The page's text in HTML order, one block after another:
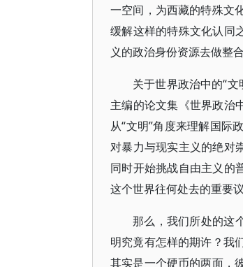
一空间，为西藏的特殊文
缓解这样的特殊文化认同
义的政治身份资源去做整
关于世界政治中的“
主编的论文集《世界政治
从“文明”角度来理解国际
对暴力与现实主义的绝对
同时开始挑战自由主义的
这个世界往何处去的重要议
那么，我们所处的这
明究竟有怎样的期许？我
其实是一个硬币的两面，